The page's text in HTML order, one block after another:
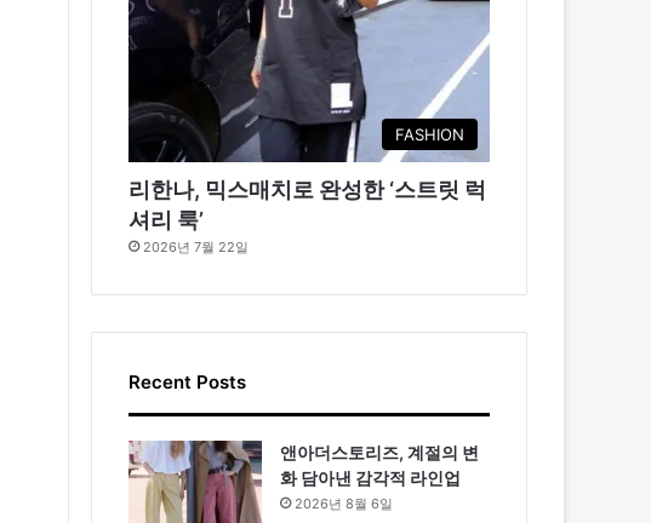
FASHION
리한나, 믹스매치로 완성한 ‘스트릿 럭
셔리 룩’
2026년 7월 22일
Recent Posts
앤아더스토리즈, 계절의 변
화 담아낸 감각적 라인업
2026년 8월 6일